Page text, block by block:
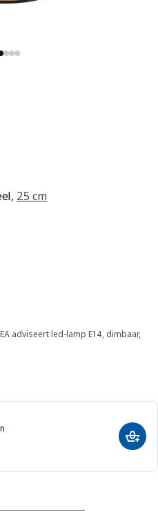
25 cm
5 sterren. Totaal
adviseert led-lamp E14, dimbaar,